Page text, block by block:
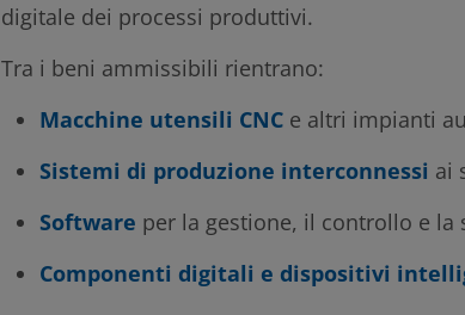
digitale dei processi produttivi.
Tra i beni ammissibili rientrano:
Macchine utensili CNC e altri impianti
Sistemi di produzione interconnessi ai
Software per la gestione, il controllo e
Componenti digitali e dispositivi